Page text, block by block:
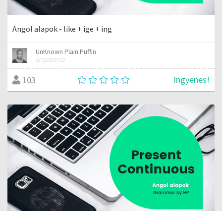
Angol alapok - like + ige + ing
UnKnown Plain Puffin
angoltanár
103 Ingyenes!